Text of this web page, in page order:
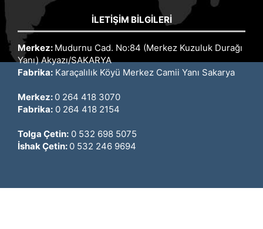
İLETIŞIM BILGILERI
Merkez: Mudurnu Cad. No:84 (Merkez Kuzuluk Durağı
Yanı) Akyazı/SAKARYA
Fabrika: Karaçalılık Köyü Merkez Camii Yanı Sakarya
Merkez: 0 264 418 3070
Fabrika: 0 264 418 2154
Tolga Çetin: 0 532 698 5075
İshak Çetin: 0 532 246 9694